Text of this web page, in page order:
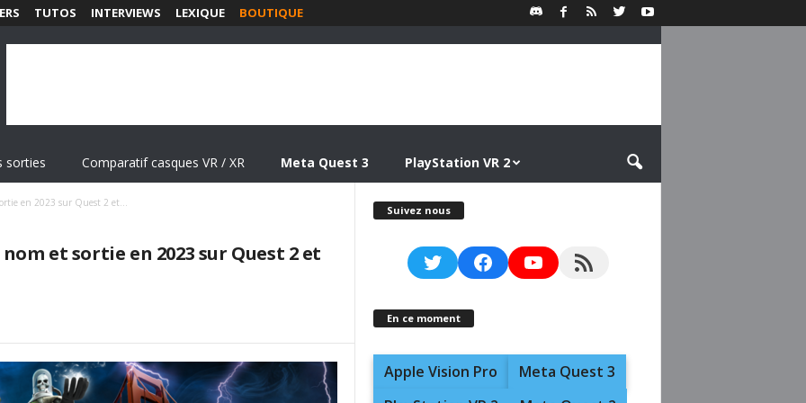
TUTOS INTERVIEWS LEXIQUE BOUTIQUE
sorties Comparatif casques VR / XR Meta Quest 3 PlayStation VR 2
en 2023 sur Quest 2 et...
et sortie en 2023 sur Quest 2 et
Suivez nous
TwitterFacebookYouTubeRSS Feed
En ce moment
Apple Vision Pro
Meta Quest 3